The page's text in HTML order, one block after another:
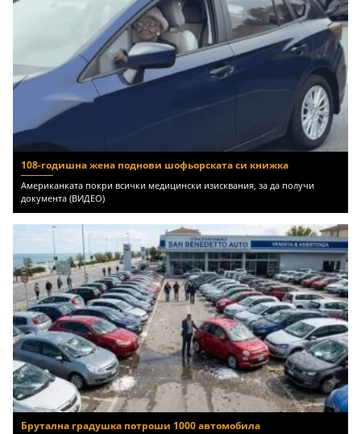
108-годишна жена поднови шофьорската си книжка
Американката покри всички медицински изисквания, за да получи
документа (ВИДЕО)
Брутална градушка потроши 1000 автомобила